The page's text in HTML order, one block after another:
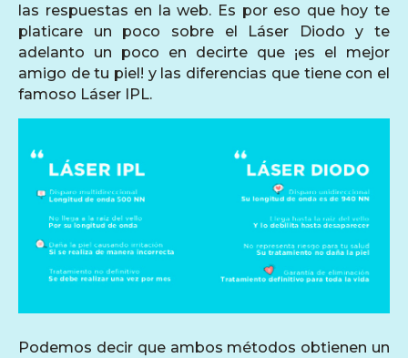
las respuestas en la web. Es por eso que hoy te
platicare un poco sobre el Láser Diodo y te
adelanto un poco en decirte que ¡es el mejor
amigo de tu piel! y las diferencias que tiene con el
famoso Láser IPL.
Podemos decir que ambos métodos obtienen un